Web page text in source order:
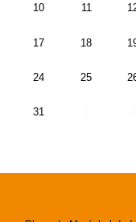
10 11
17 18
24 25
31